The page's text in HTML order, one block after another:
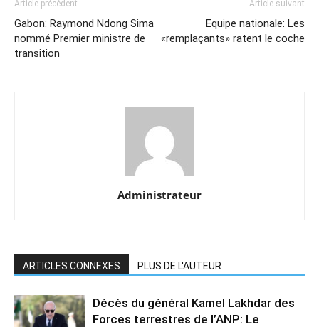
Article précédent
Gabon: Raymond Ndong Sima
nommé Premier ministre de
transition
Article suivant
Equipe nationale: Les
«remplaçants» ratent le coche
Administrateur
ARTICLES CONNEXES PLUS DE L'AUTEUR
Décès du général Kamel Lakhdar des
Forces terrestres de l’ANP: Le